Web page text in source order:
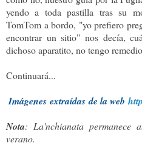
yendo a toda pastilla tras su
TomTom a bordo, "yo prefiero
encontrar un sitio" nos decía,
dichoso aparatito, no tengo
Continuará...
Imágenes extraídas de la web
Nota: La'nchianata permanece
verano.